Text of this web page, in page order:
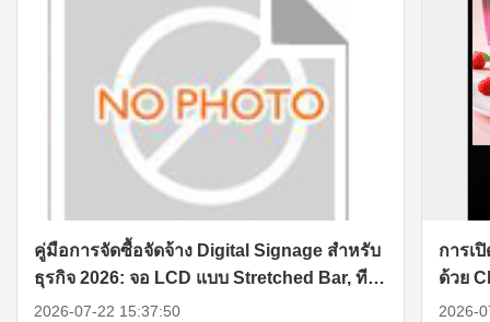
คู่มือการจัดซื้อจัดจ้าง Digital Signage สำหรับ
ธุรกิจ 2026: จอ LCD แบบ Stretched Bar, ทีวี
พกพาอัจฉริยะ และโซลูชันจอแสดงผล
2026-07-22 15:37:50
การเ
ด้วย
2026-